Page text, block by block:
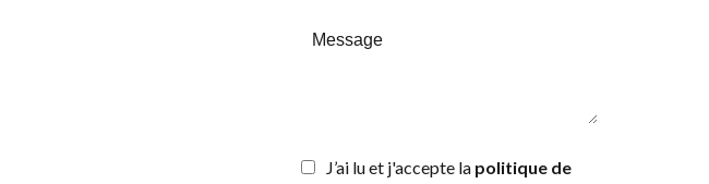
J’ai lu et j'accepte la politique de